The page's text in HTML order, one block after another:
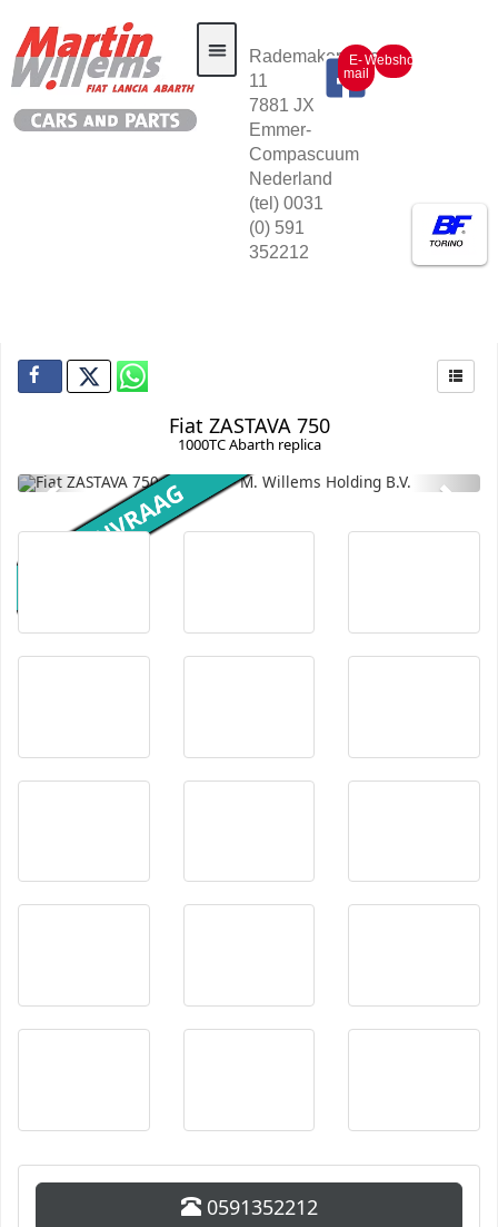
Rademakerstraat
11
7881 JX
Emmer-
Compascuum
Nederland
(tel) 0031
(0) 591
352212
E-
mail
Webshop